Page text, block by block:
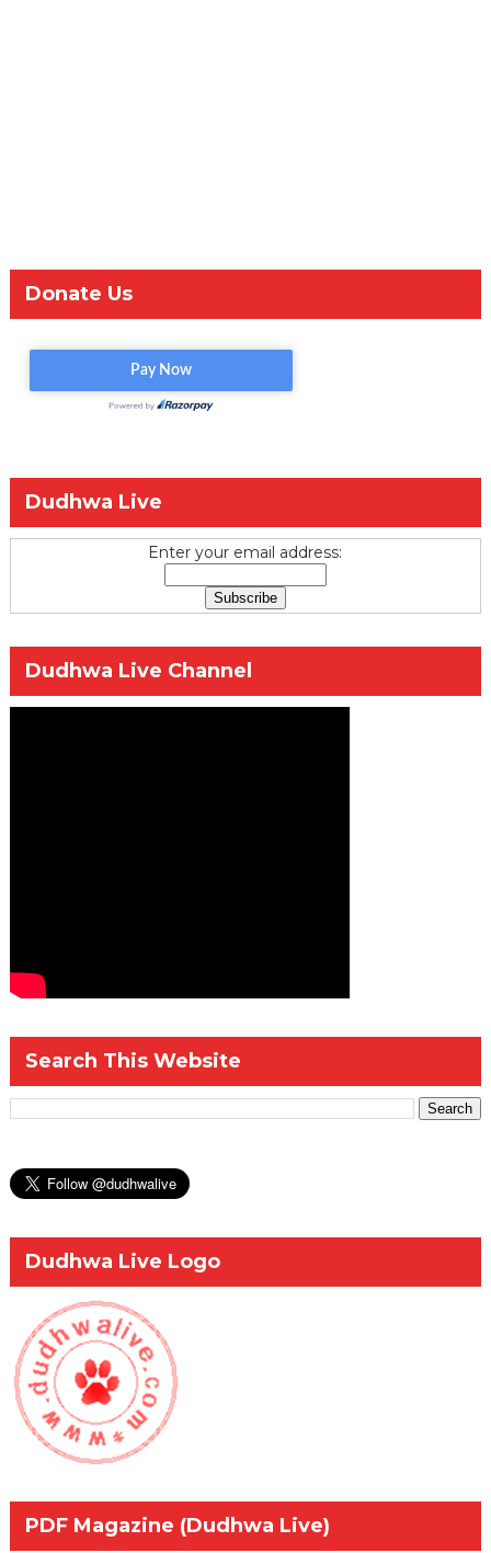
Donate Us
Dudhwa Live
Enter your email address:
Dudhwa Live Channel
Search This Website
Dudhwa Live Logo
PDF Magazine (Dudhwa Live)